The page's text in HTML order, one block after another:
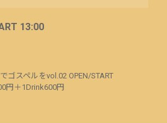
13:00
ゴスペルをvol.02 OPEN/START
円＋1Drink600円